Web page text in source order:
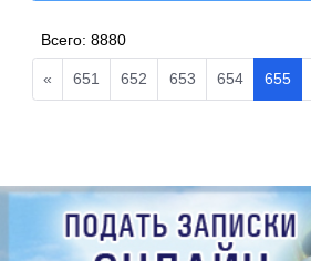
Всего:8880
« 651 652 653 654 655